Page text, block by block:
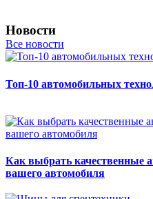
Новости
Все новости
Топ-10 автомобильных
Как выбрать качественные
вашего автомобиля